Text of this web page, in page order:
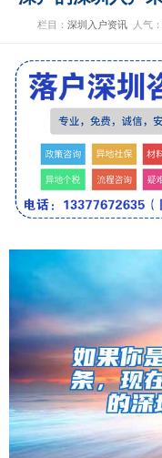
栏目： 深圳入户资讯 人气：